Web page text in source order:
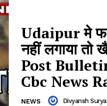
Udaipur मे
नहीं लगाया
Post
Cbc News
NEWS Divyansh